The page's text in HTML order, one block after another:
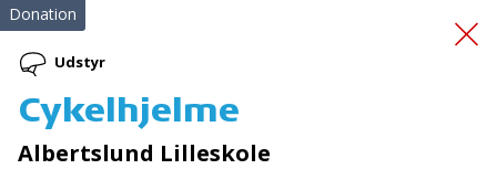
Redningsveste
Donation
Udstyr
Cykelhjelme
Albertslund Lilleskole